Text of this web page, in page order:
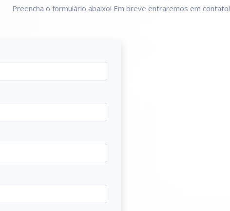
Preencha o formulário abaixo! Em breve entraremos em contato!